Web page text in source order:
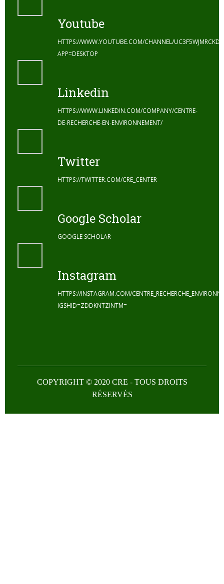
Youtube
HTTPS://WWW.YOUTUBE.COM/CHANNEL/
APP=DESKTOP
Linkedin
HTTPS://WWW.LINKEDIN.COM/COMPANY/CENTRE-
DE-RECHERCHE-EN-ENVIRONNEMENT/
Twitter
HTTPS://TWITTER.COM/CRE_CENTER
Google Scholar
GOOGLE SCHOLAR
Instagram
HTTPS://INSTAGRAM.COM/
IGSHID=ZDDKNTZINTM=
COPYRIGHT © 2020 CRE - TOUS DROITS
RÉSERVÉS